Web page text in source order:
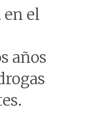
en el
años